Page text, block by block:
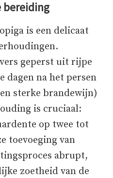
bereiding
is een delicaat
geperst uit rijpe
dagen na het persen
sterke brandewijn)
is cruciaal:
op twee tot
toevoeging van
abrupt,
zoetheid van de